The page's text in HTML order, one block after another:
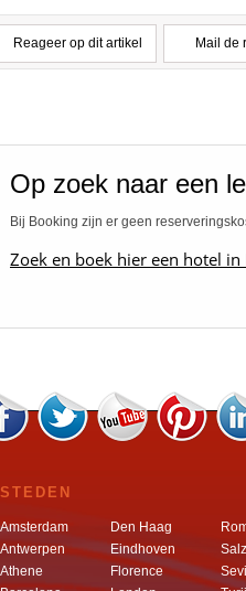
Reageer op dit artikel Mail de
Op zoek naar een
Bij Booking zijn er geen
Zoek en boek hier een hotel in
STEDEN
Amsterdam
Antwerpen
Athene
Den Haag
Eindhoven
Florence